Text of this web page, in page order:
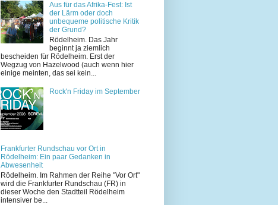
Aus für das Afrika-Fest: Ist
der Lärm oder doch
unbequeme politische Kritik
der Grund?
Rödelheim. Das Jahr
beginnt ja ziemlich
bescheiden für Rödelheim. Erst der
Wegzug von Hazelwood (auch wenn hier
einige meinten, das sei kein...
Rock'n Friday im September
Frankfurter Rundschau vor Ort in
Rödelheim: Ein paar Gedanken in
Abwesenheit
Rödelheim. Im Rahmen der Reihe "Vor Ort"
wird die Frankfurter Rundschau (FR) in
dieser Woche den Stadtteil Rödelheim
intensiver be...